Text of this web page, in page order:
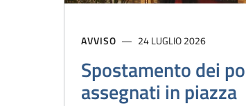
AVVISO 24 LUGLIO 2026
Spostamento dei
assegnati in piazza